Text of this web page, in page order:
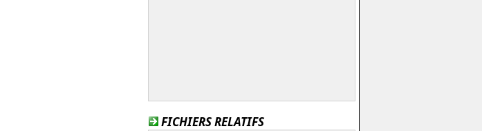
FICHIERS RELATIFS